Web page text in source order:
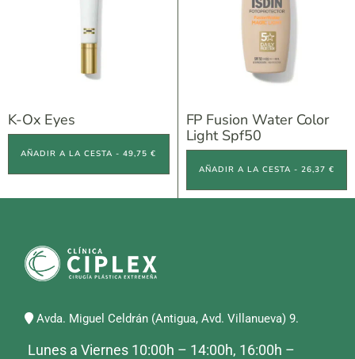
K-Ox Eyes
AÑADIR A LA CESTA - 49,75 €
FP Fusion Water Color
Light Spf50
AÑADIR A LA CESTA - 26,37 €
Avda. Miguel Celdrán (Antigua, Avd. Villanueva) 9.
Lunes a Viernes 10:00h – 14:00h, 16:00h –